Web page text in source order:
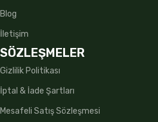
Blog
İletişim
SÖZLEŞMELER
Gizlilik Politikası
İptal & İade Şartları
Mesafeli Satış Sözleşmesi